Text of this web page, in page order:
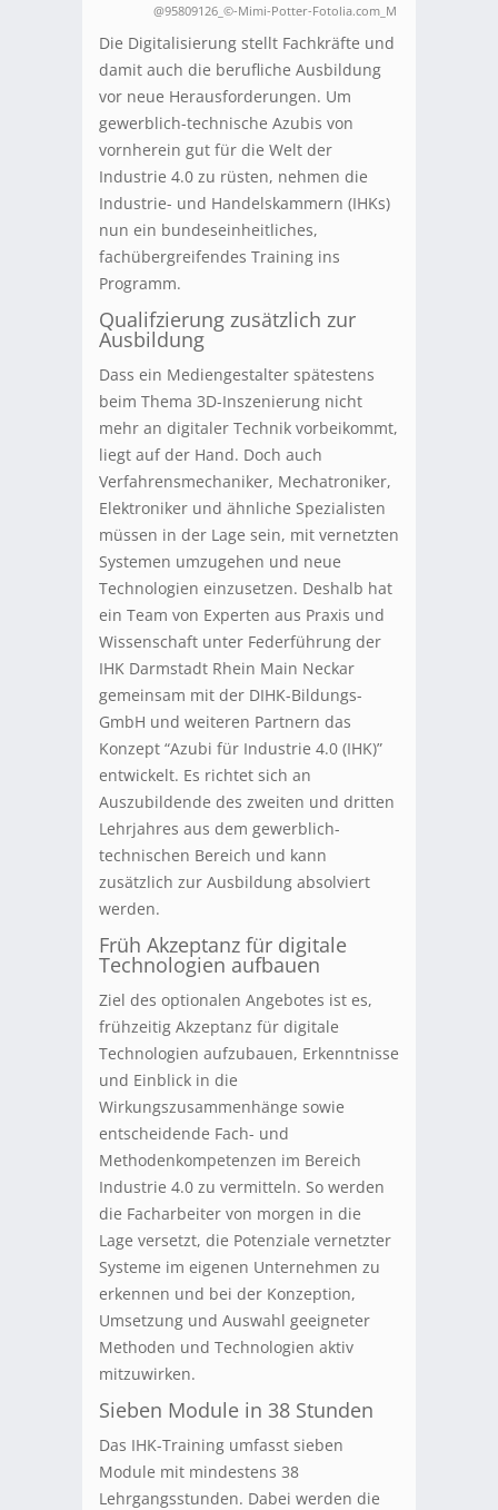
@95809126_©-Mimi-Potter-Fotolia.com_M
Die Digitalisierung stellt Fachkräfte und
damit auch die berufliche Ausbildung
vor neue Herausforderungen. Um
gewerblich-technische Azubis von
vornherein gut für die Welt der
Industrie 4.0 zu rüsten, nehmen die
Industrie- und Handelskammern (IHKs)
nun ein bundeseinheitliches,
fachübergreifendes Training ins
Programm.
Qualifzierung zusätzlich zur
Ausbildung
Dass ein Mediengestalter spätestens
beim Thema 3D-Inszenierung nicht
mehr an digitaler Technik vorbeikommt,
liegt auf der Hand. Doch auch
Verfahrensmechaniker, Mechatroniker,
Elektroniker und ähnliche Spezialisten
müssen in der Lage sein, mit vernetzten
Systemen umzugehen und neue
Technologien einzusetzen. Deshalb hat
ein Team von Experten aus Praxis und
Wissenschaft unter Federführung der
IHK Darmstadt Rhein Main Neckar
gemeinsam mit der DIHK-Bildungs-
GmbH und weiteren Partnern das
Konzept “Azubi für Industrie 4.0 (IHK)”
entwickelt. Es richtet sich an
Auszubildende des zweiten und dritten
Lehrjahres aus dem gewerblich-
technischen Bereich und kann
zusätzlich zur Ausbildung absolviert
werden.
Früh Akzeptanz für digitale
Technologien aufbauen
Ziel des optionalen Angebotes ist es,
frühzeitig Akzeptanz für digitale
Technologien aufzubauen, Erkenntnisse
und Einblick in die
Wirkungszusammenhänge sowie
entscheidende Fach- und
Methodenkompetenzen im Bereich
Industrie 4.0 zu vermitteln. So werden
die Facharbeiter von morgen in die
Lage versetzt, die Potenziale vernetzter
Systeme im eigenen Unternehmen zu
erkennen und bei der Konzeption,
Umsetzung und Auswahl geeigneter
Methoden und Technologien aktiv
mitzuwirken.
Sieben Module in 38 Stunden
Das IHK-Training umfasst sieben
Module mit mindestens 38
Lehrgangsstunden. Dabei werden die